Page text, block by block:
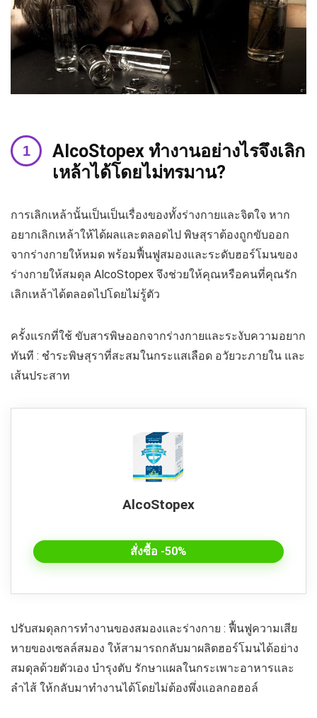
AlcoStopex ทำงานอย่างไรจึงเลิก
เหล้าได้โดยไม่ทรมาน?
การเลิกเหล้านั้นเป็นเป็นเรื่องของทั้งร่างกายและจิตใจ หาก
อยากเลิกเหล้าให้ได้ผลและตลอดไป พิษสุราต้องถูกขับออก
จากร่างกายให้หมด พร้อมฟื้นฟูสมองและระดับฮอร์โมนของ
ร่างกายให้สมดุล AlcoStopex จึงช่วยให้คุณหรือคนที่คุณรัก
เลิกเหล้าได้ตลอดไปโดยไม่รู้ตัว
ครั้งแรกที่ใช้ ขับสารพิษออกจากร่างกายและระงับความอยาก
ทันที : ชำระพิษสุราที่สะสมในกระแสเลือด อวัยวะภายใน และ
เส้นประสาท
AlcoStopex
สั่งซื้อ -50%
ปรับสมดุลการทำงานของสมองและร่างกาย : ฟื้นฟูความเสีย
หายของเซลล์สมอง ให้สามารถกลับมาผลิตฮอร์โมนได้อย่าง
สมดุลด้วยตัวเอง บำรุงตับ รักษาแผลในกระเพาะอาหารและ
ลำไส้ ให้กลับมาทำงานได้โดยไม่ต้องพึ่งแอลกอฮอล์